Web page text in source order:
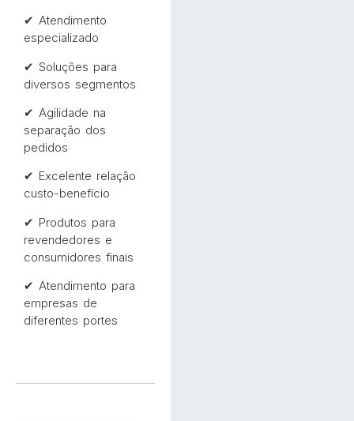
✔ Atendimento
especializado
✔ Soluções para
diversos segmentos
✔ Agilidade na
separação dos
pedidos
✔ Excelente relação
custo-benefício
✔ Produtos para
revendedores e
consumidores finais
✔ Atendimento para
empresas de
diferentes portes